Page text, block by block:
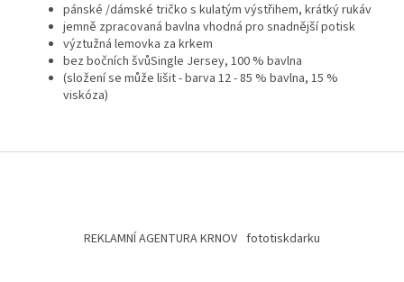
pánské /dámské tričko s kulatým výstřihem, krátký rukáv
jemně zpracovaná bavlna vhodná pro snadnější potisk
výztužná lemovka za krkem
bez bočních švůSingle Jersey, 100 % bavlna
(složení se může lišit - barva 12 - 85 % bavlna, 15 %
viskóza)
REKLAMNÍ AGENTURA KRNOV fototiskdarku